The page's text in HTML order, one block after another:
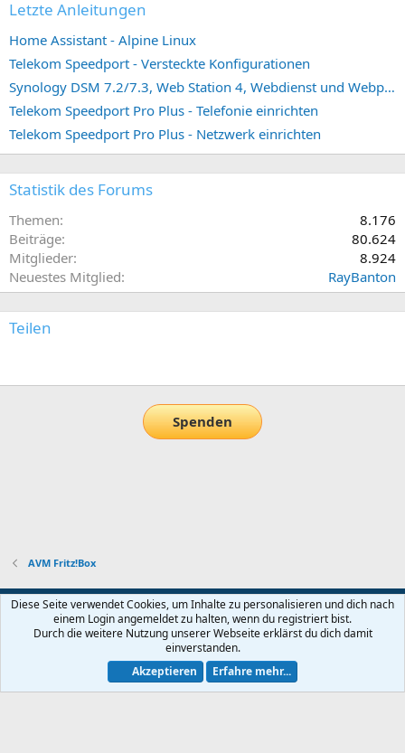
Letzte Anleitungen
Home Assistant - Alpine Linux
Telekom Speedport - Versteckte Konfigurationen
Synology DSM 7.2/7.3, Web Station 4, Webdienst und Webportal erstellen (ehemals vHost)
Telekom Speedport Pro Plus - Telefonie einrichten
Telekom Speedport Pro Plus - Netzwerk einrichten
Statistik des Forums
Themen
8.176
Beiträge
80.624
Mitglieder
8.924
Neuestes Mitglied
RayBanton
Teilen
Spenden
AVM Fritz!Box
Default-Theme
Nutzungsbedingungen
Datenschutz Hilfe und Impressum Start
Community platform by XenForo® © 2010-2026 XenForo Ltd.
Diese Seite verwendet Cookies, um Inhalte zu personalisieren und dich nach
einem Login angemeldet zu halten, wenn du registriert bist.
Durch die weitere Nutzung unserer Webseite erklärst du dich damit
einverstanden.
Akzeptieren
Erfahre mehr...